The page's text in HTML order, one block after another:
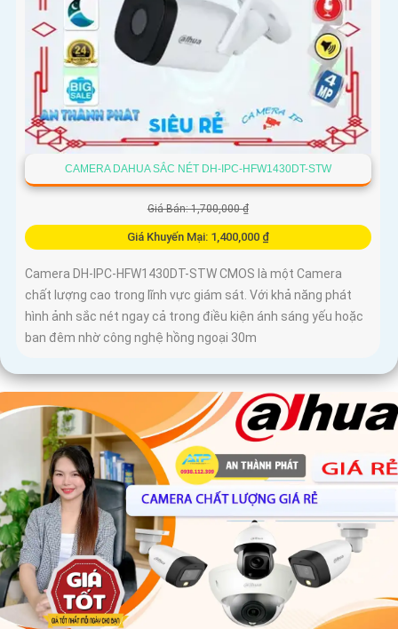
CAMERA DAHUA SẮC NÉT DH-IPC-HFW1430DT-STW
Giá Bán: 1,700,000 ₫
Giá Khuyến Mại: 1,400,000 ₫
Camera DH-IPC-HFW1430DT-STW CMOS là một Camera
chất lượng cao trong lĩnh vực giám sát. Với khả năng phát
hình ảnh sắc nét ngay cả trong điều kiện ánh sáng yếu hoặc
ban đêm nhờ công nghệ hồng ngoại 30m